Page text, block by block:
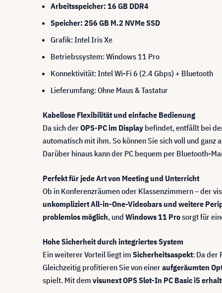
Arbeitsspeicher: 16 GB DDR4
Speicher: 256 GB M.2 NVMe SSD
Grafik: Intel Iris Xe
Betriebssystem: Windows 11 Pro
Konnektivität: Intel Wi-Fi 6 (2.4 Gbps) + Bluetooth
Lieferumfang: Ohne Maus & Tastatur
Kabellose Flexibilität und einfache Bedienung
Da sich derOPS-PC im Display befindet, entfällt bei
automatisch mit ihm. So können Sie sich voll und
Darüber hinaus kann der PC bequem per Bluetooth-
Perfekt für jede Art von Meeting und Unterricht
Ob in Konferenzräumen oder Klassenzimmern – der
unkompliziert All-in-One-Videobars und weitere
problemlos möglich, und Windows 11 Prosorgt für
Hohe Sicherheit durch integriertes System
Ein weiterer Vorteil liegt im Sicherheitsaspekt: Da der
Gleichzeitig profitieren Sie von eineraufgeräumten
spielt. Mit dem visunext OPS Slot-In PC Basic i5